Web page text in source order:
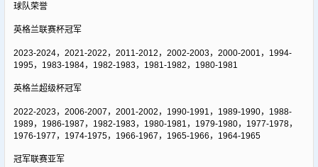
球队荣誉
英格兰联赛杯冠军
2023-2024，2021-2022，2011-2012，2002-2003，2000-2001，1994-
1995，1983-1984，1982-1983，1981-1982，1980-1981
英格兰超级杯冠军
2022-2023，2006-2007，2001-2002，1990-1991，1989-1990，1988-
1989，1986-1987，1982-1983，1980-1981，1979-1980，1977-1978，
1976-1977，1974-1975，1966-1967，1965-1966，1964-1965
冠军联赛亚军